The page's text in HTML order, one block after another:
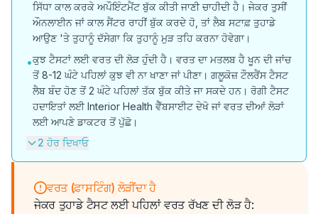
ਸਿੱਧਾ ਕਾਲ ਕਰਕੇ ਅਪੌਇੰਟਮੈਂਟ ਬੁੱਕ ਕੀਤੀ ਜਾਣੀ ਚਾਹੀਦੀ ਹੈ। ਜੇਕਰ ਤੁਸੀਂ
ਔਨਲਾਈਨ ਜਾਂ ਕਾਲ ਸੈਂਟਰ ਰਾਹੀਂ ਬੁੱਕ ਕਰਦੇ ਹੋ, ਤਾਂ ਲੈਬ ਸਟਾਫ਼ ਤੁਹਾਡੇ
ਆਉਣ 'ਤੇ ਤੁਹਾਨੂੰ ਦੱਸੇਗਾ ਕਿ ਤੁਹਾਨੂੰ ਮੁੜ ਤਹਿ ਕਰਨਾ ਹੋਵੇਗਾ।
•ਕੁਝ ਟੈਸਟਾਂ ਲਈ ਵਰਤ ਦੀ ਲੋੜ ਹੁੰਦੀ ਹੈ। ਵਰਤ ਦਾ ਮਤਲਬ ਹੈ ਖੂਨ ਦੀ ਜਾਂਚ
ਤੋਂ 8-12 ਘੰਟੇ ਪਹਿਲਾਂ ਕੁਝ ਵੀ ਨਾ ਖਾਣਾ ਜਾਂ ਪੀਣਾ। ਗਲੂਕੋਜ਼ ਟੌਲਰੈਂਸ ਟੈਸਟ
ਲੈਬ ਬੰਦ ਹੋਣ ਤੋਂ 2 ਘੰਟੇ ਪਹਿਲਾਂ ਤੱਕ ਬੁੱਕ ਕੀਤੇ ਜਾ ਸਕਦੇ ਹਨ। ਰੋਗੀ ਟੈਸਟ
ਹਦਾਇਤਾਂ ਲਈ Interior Health ਵੈੱਬਸਾਈਟ ਦੇਖੋ ਜਾਂ ਵਰਤ ਦੀਆਂ ਲੋੜਾਂ
ਲਈ ਆਪਣੇ ਡਾਕਟਰ ਤੋਂ ਪੁੱਛੋ।
2 ਹੋਰ ਦਿਖਾਓ
ਵਰਤ (ਫ਼ਾਸਟਿੰਗ) ਲੋੜੀਂਦਾ ਹੈ
ਜੇਕਰ ਤੁਹਾਡੇ ਟੈਸਟ ਲਈ ਪਹਿਲਾਂ ਵਰਤ ਰੱਖਣ ਦੀ ਲੋੜ ਹੈ: